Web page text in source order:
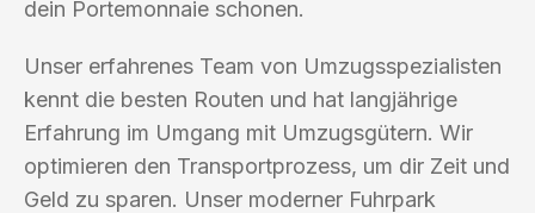
dein Portemonnaie schonen.
Unser erfahrenes Team von Umzugsspezialisten
kennt die besten Routen und hat langjährige
Erfahrung im Umgang mit Umzugsgütern. Wir
optimieren den Transportprozess, um dir Zeit und
Geld zu sparen. Unser moderner Fuhrpark